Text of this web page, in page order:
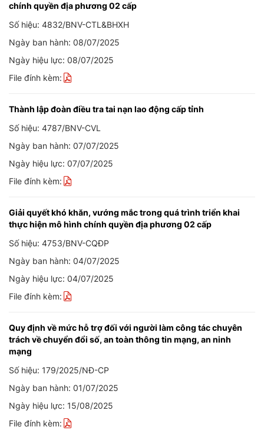
chính quyền địa phương 02 cấp
Số hiệu: 4832/BNV-CTL&BHXH
Ngày ban hành: 08/07/2025
Ngày hiệu lực: 08/07/2025
File đính kèm:
Thành lập đoàn điều tra tai nạn lao động cấp tỉnh
Số hiệu: 4787/BNV-CVL
Ngày ban hành: 07/07/2025
Ngày hiệu lực: 07/07/2025
File đính kèm:
Giải quyết khó khăn, vướng mắc trong quá trình triển khai
thực hiện mô hình chính quyền địa phương 02 cấp
Số hiệu: 4753/BNV-CQĐP
Ngày ban hành: 04/07/2025
Ngày hiệu lực: 04/07/2025
File đính kèm:
Quy định về mức hỗ trợ đối với người làm công tác chuyên
trách về chuyển đổi số, an toàn thông tin mạng, an ninh
mạng
Số hiệu: 179/2025/NĐ-CP
Ngày ban hành: 01/07/2025
Ngày hiệu lực: 15/08/2025
File đính kèm: